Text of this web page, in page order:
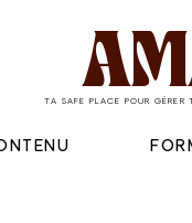
TA SAFE PLACE POUR GÉRER